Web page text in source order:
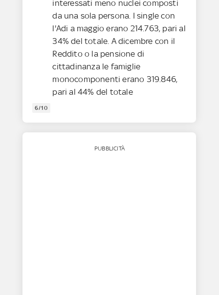
interessati meno nuclei composti
da una sola persona. I single con
l'Adi a maggio erano 214.763, pari al
34% del totale. A dicembre con il
Reddito o la pensione di
cittadinanza le famiglie
monocomponenti erano 319.846,
pari al 44% del totale
6/10
PUBBLICITÀ